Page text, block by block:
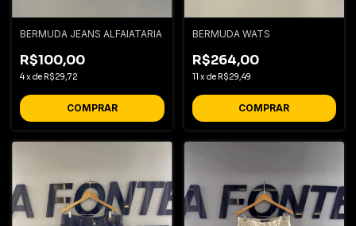
BERMUDA JEANS ALFAIATARIA
R$100,00
4xde R$29,72
COMPRAR
BERMUDA WATS
R$264,00
11 xde R$29,49
COMPRAR